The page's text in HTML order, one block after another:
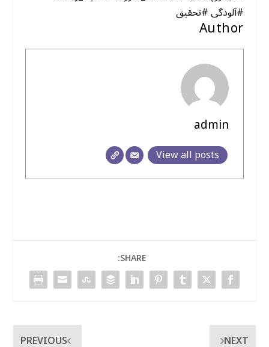
#آلودگی #تحقیق
Author
admin
View all posts
SHARE:
PREVIOUS
NEXT